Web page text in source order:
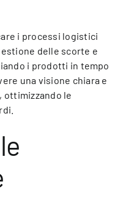
i processi logistici
delle scorte e
i prodotti in tempo
una visione chiara e
ottimizzando le